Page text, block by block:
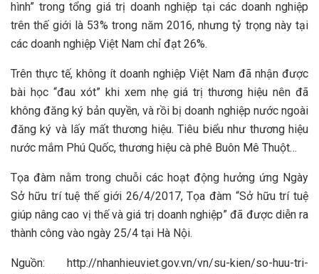
hình” trong tổng giá trị doanh nghiệp tại các doanh nghiệp
trên thế giới là 53% trong năm 2016, nhưng tỷ trọng này tại
các doanh nghiệp Việt Nam chỉ đạt 26%.
Trên thực tế, không ít doanh nghiệp Việt Nam đã nhận được
bài học “đau xót” khi xem nhẹ giá trị thương hiệu nên đã
không đăng ký bản quyền, và rồi bị doanh nghiệp nước ngoài
đăng ký và lấy mất thương hiệu. Tiêu biểu như thương hiệu
nước mắm Phú Quốc, thương hiệu cà phê Buôn Mê Thuột…
Tọa đàm nằm trong chuỗi các hoạt động hưởng ứng Ngày
Sở hữu trí tuệ thế giới 26/4/2017, Tọa đàm “Sở hữu trí tuệ
giúp nâng cao vị thế và giá trị doanh nghiệp” đã được diễn ra
thành công vào ngày 25/4 tại Hà Nội.
Nguồn: http://nhanhieuviet.gov.vn/vn/su-kien/so-huu-tri-